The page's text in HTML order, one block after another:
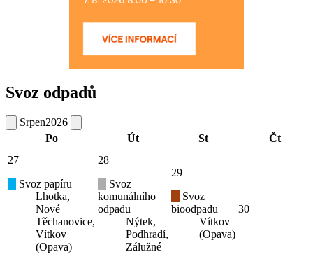
Svoz odpadů
Srpen2026
Po
Út St
Čt
27
Svoz papíru
Lhotka,
Nové
Těchanovice,
Vítkov
(Opava)
28
Svoz
komunálního
odpadu
Nýtek,
Podhradí,
Zálužné
29
Svoz
bioodpadu
Vítkov
(Opava)
30